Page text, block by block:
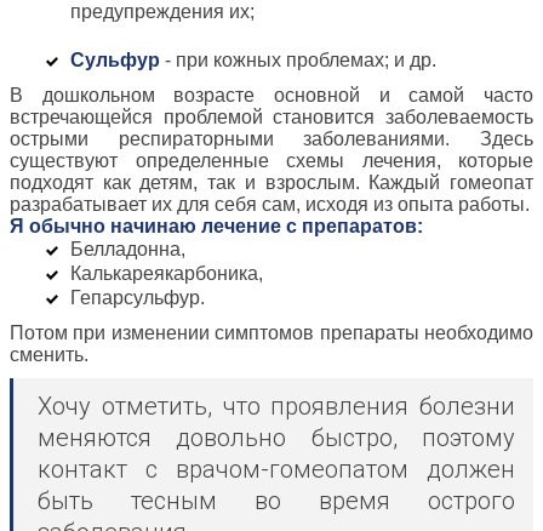
предупреждения их;
Сульфур - при кожных проблемах; и др.
В дошкольном возрасте основной и самой часто
встречающейся проблемой становится заболеваемость
острыми респираторными заболеваниями. Здесь
существуют определенные схемы лечения, которые
подходят как детям, так и взрослым. Каждый гомеопат
разрабатывает их для себя сам, исходя из опыта работы.
Я обычно начинаю лечение с препаратов:
Белладонна,
Калькареякарбоника,
Гепарсульфур.
Потом при изменении симптомов препараты необходимо
сменить.
Хочу отметить, что проявления болезни
меняются довольно быстро, поэтому
контакт с врачом-гомеопатом должен
быть тесным во время острого